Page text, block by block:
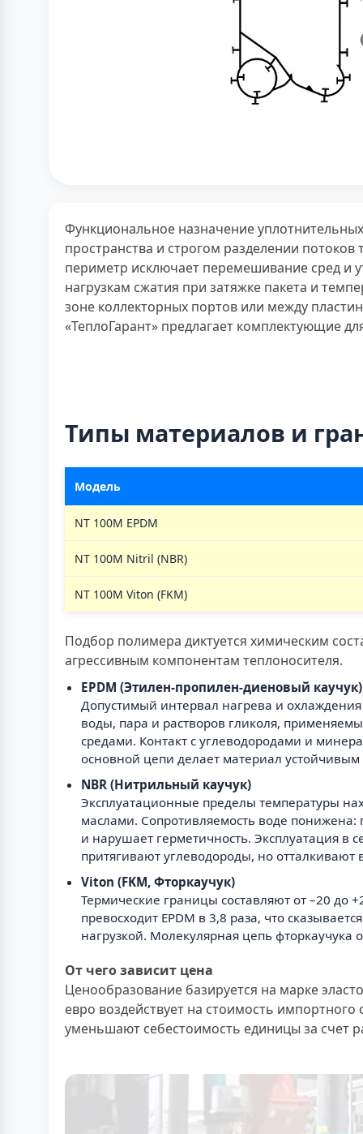
Функциональное назначение
пространства и строгом разделении
периметр исключает перемешивание сред и
нагрузкам сжатия при затяжке пакета и
зоне коллекторных портов или между
«ТеплоГарант» предлагает комплектующие
Типы материалов и
Модель
NT 100M EPDM
NT 100M Nitril (NBR)
NT 100M Viton (FKM)
Подбор полимера диктуется химическим
агрессивным компонентам теплоносителя.
EPDM (Этилен-пропилен-диеновый каучук)
Допустимый интервал нагрева и
воды, пара и растворов гликоля,
средами. Контакт с углеводородами и
основной цепи делает материал
NBR (Нитрильный каучук)
Эксплуатационные пределы температуры
маслами. Сопротивляемость воде
и нарушает герметичность. Эксплуатация в
притягивают углеводороды, но отталкивают
Viton (FKM, Фторкаучук)
Термические границы составляют от –20 до
превосходит EPDM в 3,8 раза, что
нагрузкой. Молекулярная цепь фторкаучука
От чего зависит цена
Ценообразование базируется на марке
евро воздействует на стоимость
уменьшают себестоимость единицы за счет